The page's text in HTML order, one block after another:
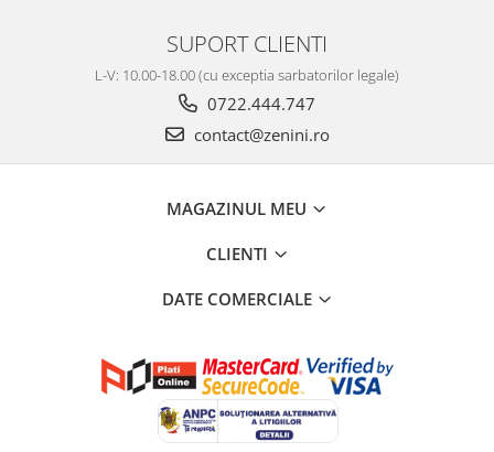
SUPORT CLIENTI
L-V: 10.00-18.00 (cu exceptia sarbatorilor legale)
0722.444.747
contact@zenini.ro
MAGAZINUL MEU
CLIENTI
DATE COMERCIALE